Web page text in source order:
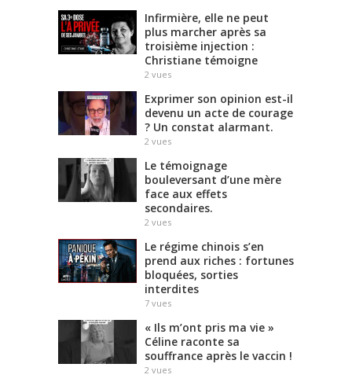
Infirmière, elle ne peut
plus marcher après sa
troisième injection :
Christiane témoigne
2 vues
Exprimer son opinion est-il
devenu un acte de courage
? Un constat alarmant.
2 vues
Le témoignage
bouleversant d’une mère
face aux effets
secondaires.
2 vues
Le régime chinois s’en
prend aux riches : fortunes
bloquées, sorties
interdites
7 vues
« Ils m’ont pris ma vie »
Céline raconte sa
souffrance après le vaccin !
2 vues